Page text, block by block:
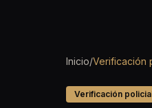
Inicio/Verificación
Verificación